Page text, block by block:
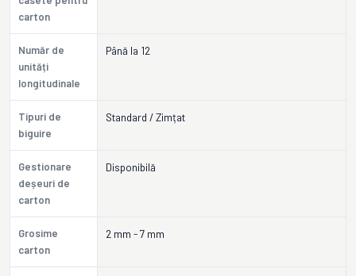
carton
Număr de
unități
longitudinale
Până la 12
Tipuri de
biguire
Standard / Zimțat
Gestionare
deșeuri de
carton
Disponibilă
Grosime
carton
2 mm - 7 mm